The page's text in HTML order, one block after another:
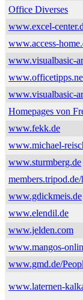
Office Diverses
www.excel-
www.access-
www.visualbasic-
www.visualbasic-
Homepages von
www.fekk.de
www.michael-
www.sturmberg.de
www.gdickmeis.de
www.elendil.de
www.jelden.com
www.mangos-
www.gmd.de/
www.laternen-